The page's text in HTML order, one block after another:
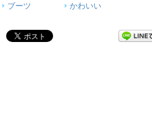
ブーツ
かわいい